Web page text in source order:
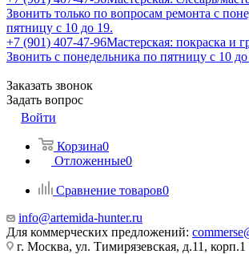
Звонить только по вопросам ремонта с
пятницу с 10 до 19.
+7 (901) 407-47-96Мастерская: покраска и
Звонить с понедельника по пятницу с 10 до
Заказать звонок
Задать вопрос
Войти
Корзина0
Отложенные0
Сравнение товаров0
info@artemida-hunter.ru
Для коммерческих предложений:
г. Москва, ул. Тимирязевская, д.11, корп.1